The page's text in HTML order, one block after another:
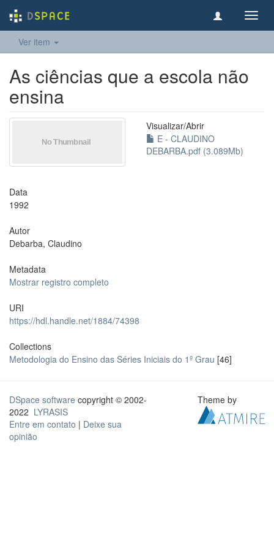
Ver item
As ciências que a escola não
ensina
Visualizar/Abrir
E - CLAUDINO
DEBARBA.pdf (3.089Mb)
Data
1992
Autor
Debarba, Claudino
Metadata
Mostrar registro completo
URI
https://hdl.handle.net/1884/74398
Collections
Metodologia do Ensino das Séries Iniciais do 1º Grau [46]
DSpace software copyright © 2002-
2022 LYRASIS
Entre em contato | Deixe sua
opinião
Theme by